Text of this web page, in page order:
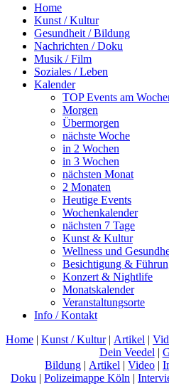
Home
Kunst / Kultur
Gesundheit / Bildung
Nachrichten / Doku
Musik / Film
Soziales / Leben
Kalender
TOP Events am
Morgen
Übermorgen
nächste Woche
in 2 Wochen
in 3 Wochen
nächsten Monat
2 Monaten
Heutige Events
Wochenkalender
nächsten 7 Tage
Kunst & Kultur
Wellness und
Besichtigung &
Konzert & Nightlife
Monatskalender
Veranstaltungsorte
Info / Kontakt
Home | Kunst / Kultur| Artikel |
Dein Veedel |
Bildung | Artikel | Video |
Doku | Polizeimappe Köln |